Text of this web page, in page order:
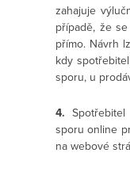
zahajuje
případě, že
přímo. Návrh
kdy
sporu, u
4.
sporu online
na webové